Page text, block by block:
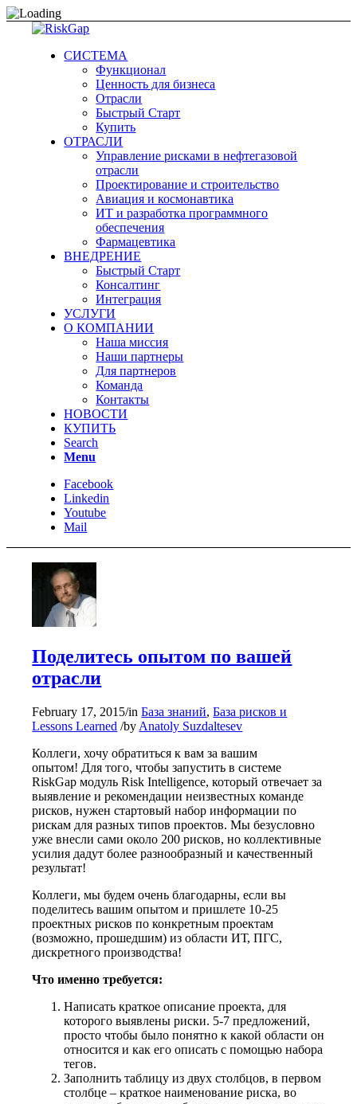
СИСТЕМА
Функционал
Ценность для бизнеса
Отрасли
Быстрый Старт
Купить
ОТРАСЛИ
Управление рисками в нефтегазовой
отрасли
Проектирование и строительство
Авиация и космонавтика
ИТ и разработка программного
обеспечения
Фармацевтика
ВНЕДРЕНИЕ
Быстрый Старт
Консалтинг
Интеграция
УСЛУГИ
О КОМПАНИИ
Наша миссия
Наши партнеры
Для партнеров
Команда
Контакты
НОВОСТИ
КУПИТЬ
Search
Menu
Facebook
Linkedin
Youtube
Mail
Поделитесь опытом по вашей
отрасли
February 17, 2015/inБаза знаний,База рисков и
Lessons Learned /by Anatoly Suzdaltesev
Коллеги, хочу обратиться к вам за вашим
опытом! Для того, чтобы запустить в системе
RiskGap модуль Risk Intelligence, который отвечает за
выявление и рекомендации неизвестных команде
рисков, нужен стартовый набор информации по
рискам для разных типов проектов. Мы безусловно
уже внесли сами около 200 рисков, но коллективные
усилия дадут более разнообразный и качественный
результат!
Коллеги, мы будем очень благодарны, если вы
поделитесь вашим опытом и пришлете 10-25
проектных рисков по конкретным проектам
(возможно, прошедшим) из области ИТ, ПГС,
дискретного производства!
Что именно требуется:
Написать краткое описание проекта, для
которого выявлены риски. 5-7 предложений,
просто чтобы было понятно к какой области он
относится и как его описать с помощью набора
тегов.
Заполнить таблицу из двух столбцов, в первом
столбце – краткое наименование риска, во